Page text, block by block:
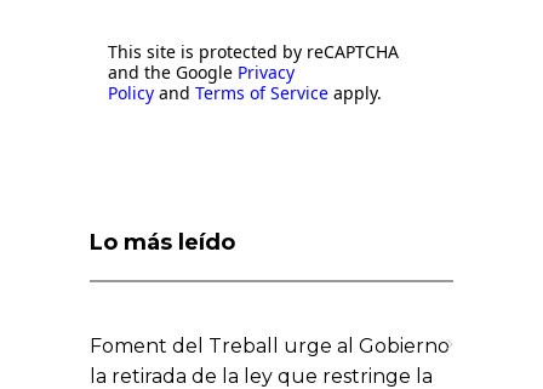
This site is protected by reCAPTCHA
and the Google Privacy
Policy and Terms of Service apply.
Lo más leído
Foment del Treball urge al Gobierno
la retirada de la ley que restringe la